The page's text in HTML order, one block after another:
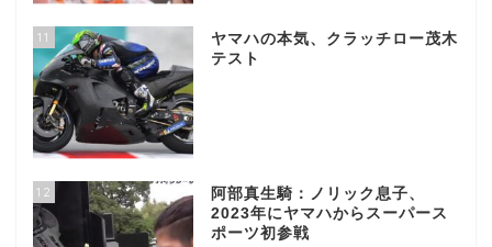
11
ヤマハの本気、クラッチロー茂木
テスト
12
阿部真生騎：ノリック息子、
2023年にヤマハからスーパース
ポーツ初参戦